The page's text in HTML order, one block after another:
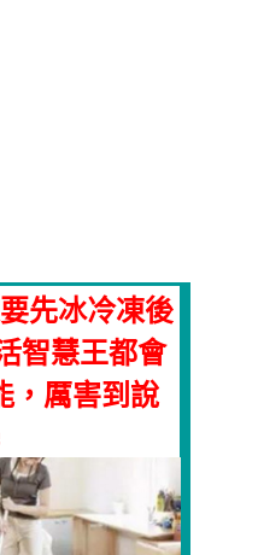
先冰冷凍後
智慧王都會
，厲害到說